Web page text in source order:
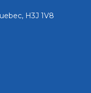
H3J 1V8